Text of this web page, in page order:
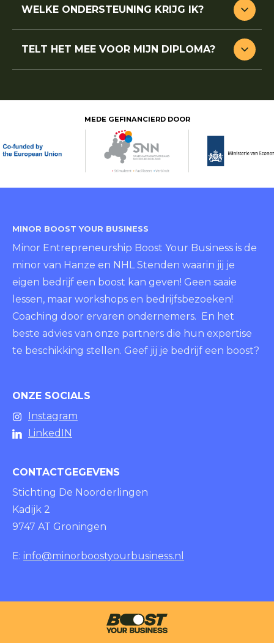
WELKE ONDERSTEUNING KRIJG IK?
TELT HET MEE VOOR MIJN DIPLOMA?
MEDE GEFINANCIERD DOOR
MINOR BOOST YOUR BUSINESS
Minor Entrepreneurship Boost Your Business is de
minor van Hanze en NHL Stenden waarin jij je
eigen bedrijf een boost kan geven! Geen saaie
lessen, maar workshops en bedrijfsbezoeken!
Coaching door ervaren ondernemers. En het
beste advies van onze partners die hun expertise
te beschikking stellen. Geef jij je bedrijf een boost?
ONZE SOCIALS
Instagram
LinkedIN
CONTACTGEGEVENS
Stichting De Noorderlingen
Kadijk 2
9747 AT Groningen
E: info@minorboostyourbusiness.nl